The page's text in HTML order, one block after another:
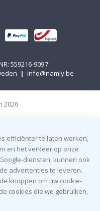
559216-9097
| info@namly.be
2026
efficiënter te laten werken,
en het verkeer op onze
diensten, kunnen ook
advertenties te leveren.
knoppen om uw cookie-
cookies die we gebruiken,